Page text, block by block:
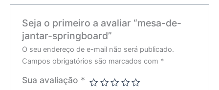
Seja o primeiro a avaliar “mesa-de-
jantar-springboard”
O seu endereço de e-mail não será publicado.
Campos obrigatórios são marcados com *
Sua avaliação *